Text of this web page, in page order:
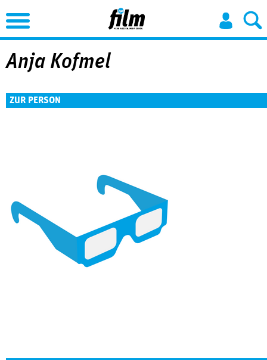
Jump to Navigation
Anja Kofmel
ZUR PERSON